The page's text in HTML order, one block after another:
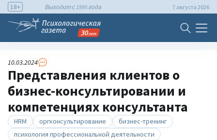
18+ Выходит с 1995 года 7 августа 2026
10.03.2024
Представления клиентов о
бизнес-консультировании и
компетенциях консультанта
HRM оргконсультирование
бизнес-тренинг
психология профессиональной деятельности